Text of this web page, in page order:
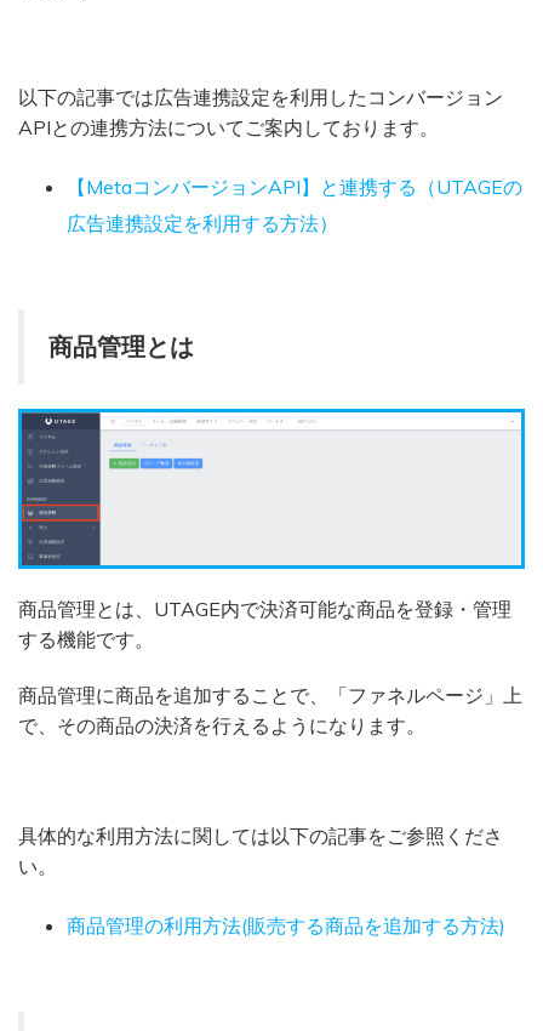
以下の記事では広告連携設定を利用したコンバージョン
APIとの連携方法についてご案内しております。
【MetaコンバージョンAPI】と連携する（UTAGEの
広告連携設定を利用する方法）
商品管理とは
商品管理とは、UTAGE内で決済可能な商品を登録・管理
する機能です。
商品管理に商品を追加することで、「ファネルページ」上
で、その商品の決済を行えるようになります。
具体的な利用方法に関しては以下の記事をご参照くださ
い。
商品管理の利用方法(販売する商品を追加する方法)